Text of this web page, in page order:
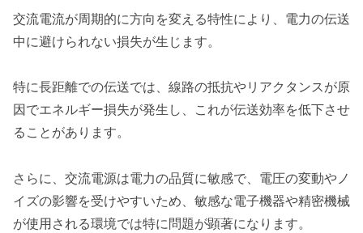
交流電流が周期的に方向を変える特性により、電力の伝送
中に避けられない損失が生じます。
特に長距離での伝送では、線路の抵抗やリアクタンスが原
因でエネルギー損失が発生し、これが伝送効率を低下させ
ることがあります。
さらに、交流電源は電力の品質に敏感で、電圧の変動やノ
イズの影響を受けやすいため、敏感な電子機器や精密機械
が使用される環境では特に問題が顕著になります。